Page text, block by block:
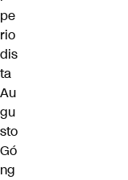
pe
rio
dis
ta
Au
gu
sto
Gó
ng